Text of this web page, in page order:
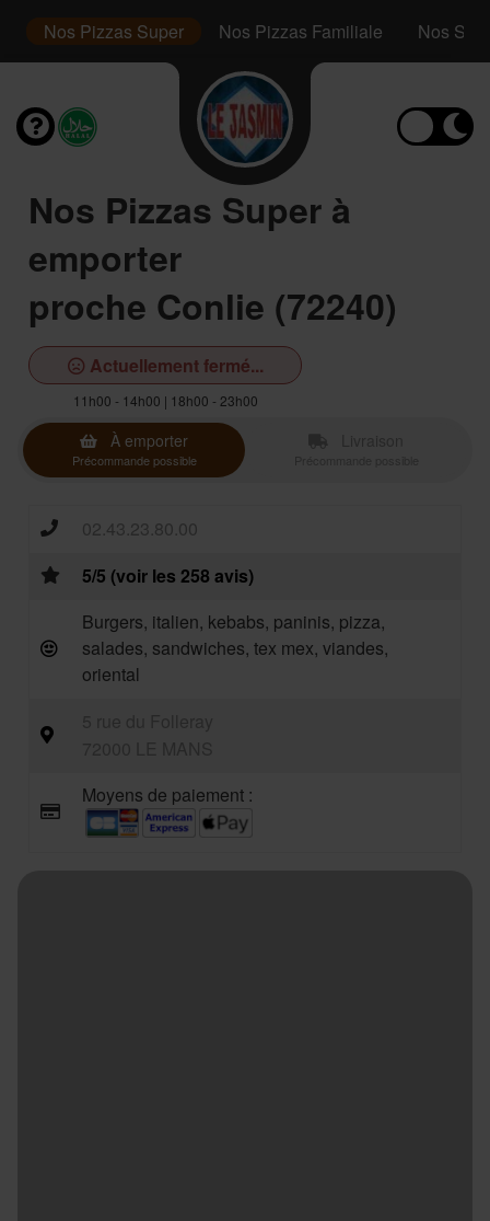
Nos Pizzas Super Nos Pizzas Familiale Nos
Nos Pizzas Super à
emporter
proche Conlie (72240)
Actuellement fermé...
11h00 - 14h00 | 18h00 - 23h00
À emporter
Précommande possible
02.43.23.80.00
5/5 (voir les 258 avis)
Burgers, italien, kebabs, paninis, pizza,
salades, sandwiches, tex mex, viandes,
oriental
Moyens de paiement :